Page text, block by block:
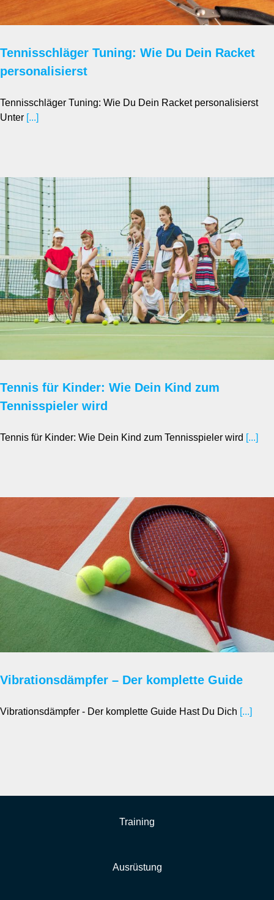
Tennisschläger Tuning: Wie Du Dein Racket
personalisierst
Tennisschläger Tuning: Wie Du Dein Racket personalisierst
Unter [...]
Tennis für Kinder: Wie Dein Kind zum
Tennisspieler wird
Tennis für Kinder: Wie Dein Kind zum Tennisspieler wird [...]
Vibrationsdämpfer – Der komplette Guide
Vibrationsdämpfer - Der komplette Guide Hast Du Dich [...]
Training
Ausrüstung